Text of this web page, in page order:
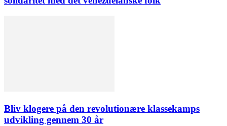
Bliv klogere på den revolutionære klassekamps
udvikling gennem 30 år